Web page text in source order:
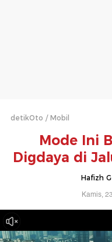
detikOto Mobil
Mode Ini
Digdaya di
Hafizh
Kamis,